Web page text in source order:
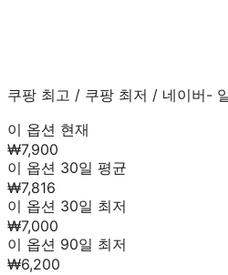
쿠팡 최고 / 쿠팡 최저 / 네이버-
이 옵션 현재
₩7,900
이 옵션 30일 평균
₩7,816
이 옵션 30일 최저
₩7,000
이 옵션 90일 최저
₩6,200